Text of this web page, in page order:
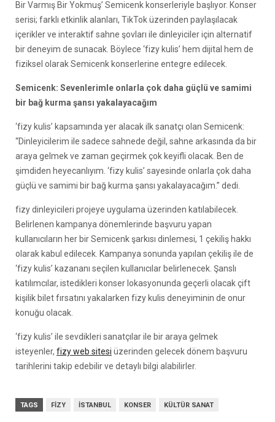
Bir Varmış Bir Yokmuş’ Semicenk konserleriyle başlıyor. Konser
serisi; farklı etkinlik alanları, TikTok üzerinden paylaşılacak
içerikler ve interaktif sahne şovları ile dinleyiciler için alternatif
bir deneyim de sunacak. Böylece ‘fizy kulis’ hem dijital hem de
fiziksel olarak Semicenk konserlerine entegre edilecek.
Semicenk: Sevenlerimle onlarla çok daha güçlü ve samimi
bir bağ kurma şansı yakalayacağım
‘fizy kulis’ kapsamında yer alacak ilk sanatçı olan Semicenk:
“Dinleyicilerim ile sadece sahnede değil, sahne arkasında da bir
araya gelmek ve zaman geçirmek çok keyifli olacak. Ben de
şimdiden heyecanlıyım. ‘fizy kulis’ sayesinde onlarla çok daha
güçlü ve samimi bir bağ kurma şansı yakalayacağım.” dedi.
fizy dinleyicileri projeye uygulama üzerinden katılabilecek.
Belirlenen kampanya dönemlerinde başvuru yapan
kullanıcıların her bir Semicenk şarkısı dinlemesi, 1 çekiliş hakkı
olarak kabul edilecek. Kampanya sonunda yapılan çekiliş ile de
‘fizy kulis’ kazananı seçilen kullanıcılar belirlenecek. Şanslı
katılımcılar, istedikleri konser lokasyonunda geçerli olacak çift
kişilik bilet fırsatını yakalarken fizy kulis deneyiminin de onur
konuğu olacak.
‘fizy kulis’ ile sevdikleri sanatçılar ile bir araya gelmek
isteyenler, fizy web sitesi üzerinden gelecek dönem başvuru
tarihlerini takip edebilir ve detaylı bilgi alabilirler.
TAGS FIZY İSTANBUL KONSER KÜLTÜR SANAT